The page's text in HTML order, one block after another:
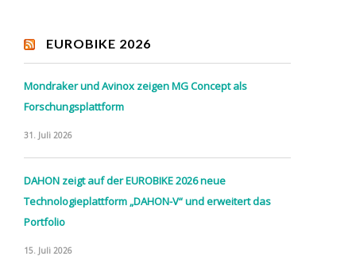
EUROBIKE 2026
Mondraker und Avinox zeigen MG Concept als
Forschungsplattform
31. Juli 2026
DAHON zeigt auf der EUROBIKE 2026 neue
Technologieplattform „DAHON-V“ und erweitert das
Portfolio
15. Juli 2026